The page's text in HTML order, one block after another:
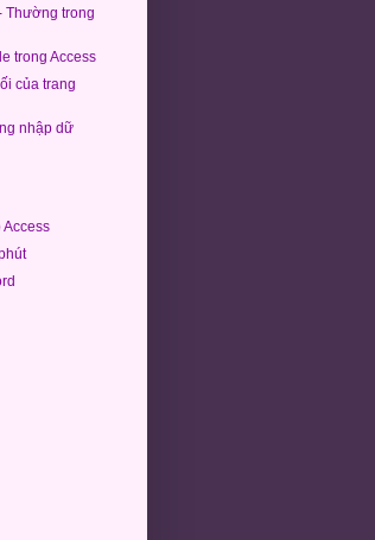
Thường trong
trong Access
của trang
nhập dữ
Access